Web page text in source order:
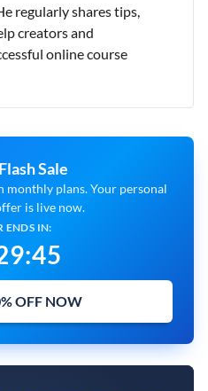
regularly shares tips,
creators and
online course
Sale
plans. Your personal
is live now.
ENDS IN:
:44
OFF NOW